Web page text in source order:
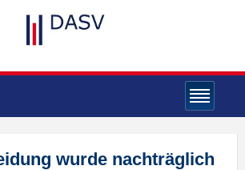
wurde nachträglich